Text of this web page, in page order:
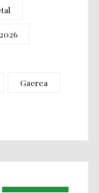
Gaerea